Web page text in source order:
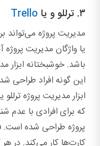
۳. ترللو و یا Trello
مدیریت پروژه می‌تواند
یا واژگان مدیریت
باشد. خوشبختانه ابزار
این‌ گونه افراد طراحی
ابزار مدیریت پروژه
که برای افرادی با عدم
کارت‌ها کار می‌کند. در